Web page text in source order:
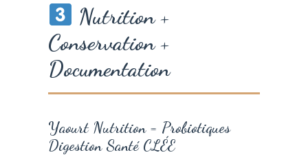
Nutrition +
Conservation +
Documentation
Yaourt Nutrition = Probiotiques
Digestion Santé CLÉE